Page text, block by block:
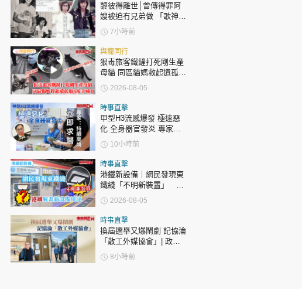
黎彼得離世│曾傳得罪阿
嫂被迫冇兄弟做 「歌神」
許冠傑親筆撰寫悼念忘友
7小時前
與寵同行
狠毒旅客鐵鏟打死剛生產
母貓 同區貓媽救起遺孤貓
B接手哺育
2026-08-05
時事直擊
甲型H3流感爆發 極速惡
化 全身器官發炎 專家：
持續高燒要立即求醫
10小時前
時事直擊
港鐵新設備｜網民發現東
鐵綫「不明新裝置」 港
鐵解畫新設備用途
2026-08-05
時事直擊
換屆選舉又爆鬧劇 記協淪
「散工外媒協會」| 政官
莊
8小時前